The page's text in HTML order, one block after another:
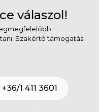
válaszol!
Szakértő támogatás
+36/1 411 3601